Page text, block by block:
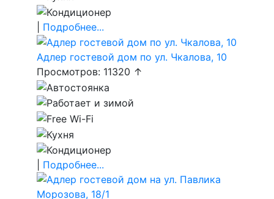
Подробнее...
Адлер гостевой дом по ул. Чкалова, 10
Просмотров: 11320 ↑
Подробнее...